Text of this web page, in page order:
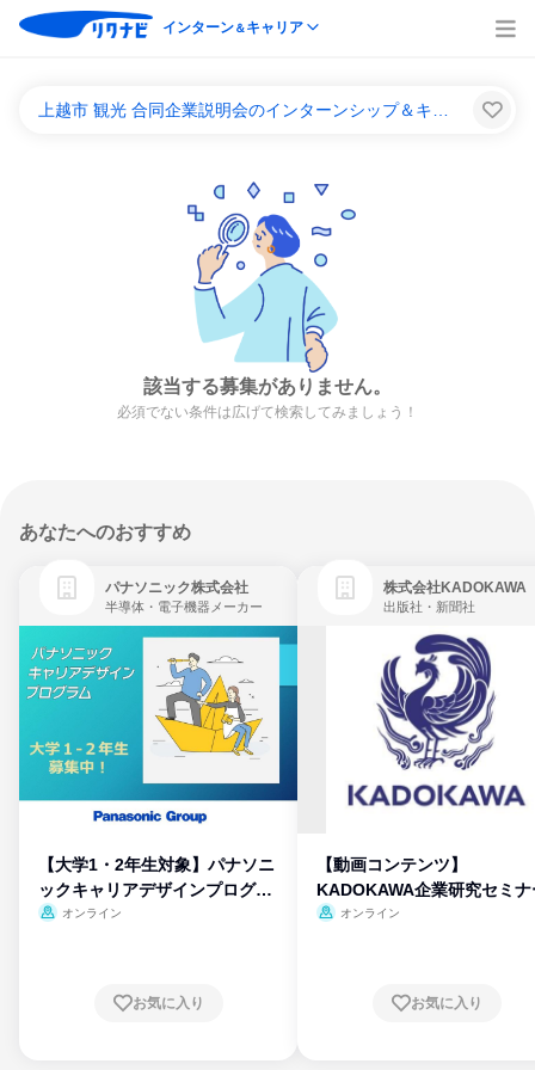
インターン＆キャリア
該当する募集がありません。
必須でない条件は広げて検索してみましょう！
あなたへのおすすめ
パナソニック株式会社
半導体・電子機器メーカー
【大学1・2年生対象】パナソニ
ックキャリアデザインプログラ
ム
オンライン
お気に入り
株式会社KADOKAWA
出版社・新聞社
【動画コンテンツ】
KADOKAWA企業研究セミナ
オンライン
お気に入り